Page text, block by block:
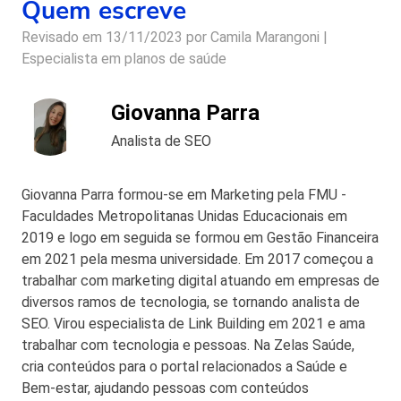
Quem escreve
Revisado em 13/11/2023 por Camila Marangoni |
Especialista em planos de saúde
Giovanna Parra
Analista de SEO
Giovanna Parra formou-se em Marketing pela FMU -
Faculdades Metropolitanas Unidas Educacionais em
2019 e logo em seguida se formou em Gestão Financeira
em 2021 pela mesma universidade. Em 2017 começou a
trabalhar com marketing digital atuando em empresas de
diversos ramos de tecnologia, se tornando analista de
SEO. Virou especialista de Link Building em 2021 e ama
trabalhar com tecnologia e pessoas. Na Zelas Saúde,
cria conteúdos para o portal relacionados a Saúde e
Bem-estar, ajudando pessoas com conteúdos